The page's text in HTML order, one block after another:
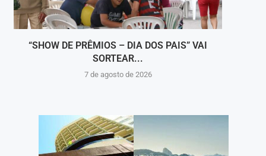
“SHOW DE PRÊMIOS – DIA DOS PAIS” VAI
SORTEAR...
7 de agosto de 2026